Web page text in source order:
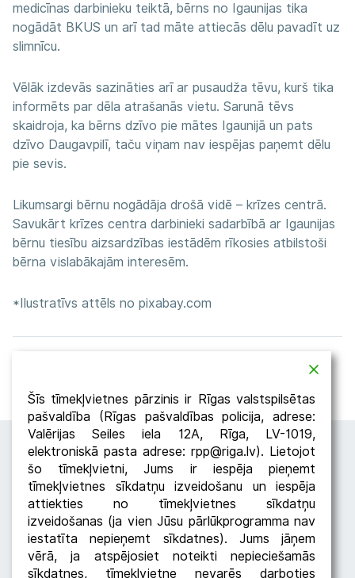
medicīnas darbinieku teiktā, bērns no Igaunijas tika
nogādāt BKUS un arī tad māte attiecās dēlu pavadīt uz
slimnīcu.
Vēlāk izdevās sazināties arī ar pusaudža tēvu, kurš tika
informēts par dēla atrašanās vietu. Sarunā tēvs
skaidroja, ka bērns dzīvo pie mātes Igaunijā un pats
dzīvo Daugavpilī, taču viņam nav iespējas paņemt dēlu
pie sevis.
Likumsargi bērnu nogādāja drošā vidē – krīzes centrā.
Savukārt krīzes centra darbinieki sadarbībā ar Igaunijas
bērnu tiesību aizsardzības iestādēm rīkosies atbilstoši
bērna vislabākajām interesēm.
*Ilustratīvs attēls no pixabay.com
Seko RPP
Šīs tīmekļvietnes pārzinis ir Rīgas valstspilsētas
pašvaldība (Rīgas pašvaldības policija, adrese:
Valērijas Seiles iela 12A, Rīga, LV-1019,
elektroniskā pasta adrese: rpp@riga.lv). Lietojot
šo tīmekļvietni, Jums ir iespēja pieņemt
tīmekļvietnes sīkdatņu izveidošanu un iespēja
attiekties no tīmekļvietnes sīkdatņu
izveidošanas (ja vien Jūsu pārlūkprogramma nav
iestatīta nepieņemt sīkdatnes). Jums jāņem
vērā, ja atspējosiet noteikti nepieciešamās
sīkdatnes, tīmekļvietne nevarēs darboties